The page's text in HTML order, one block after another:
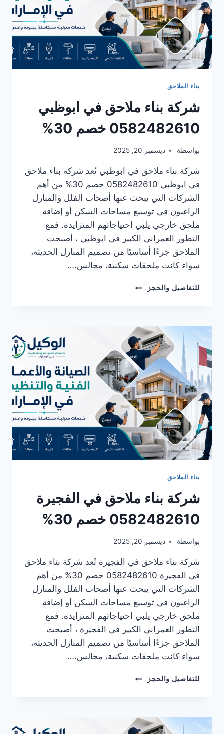
بناء الملاحق
شركة بناء ملاحق في ابوظبي
0582482610 خصم 30%
بواسطة ديسمبر 20, 2025
شركة بناء ملاحق في ابوظبي تُعد شركة بناء ملاحق
في ابوظبي 0582482610 خصم 30% من أهم
الشركات التي يبحث عنها أصحاب الفلل والمنازل
الراغبون في توسيع مساحات السكن أو إضافة
ملحق خارجي يلبي احتياجاتهم المتزايدة. فمع
التطور العمراني الكبير في ابوظبي ، أصبحت
الملاحق جزءًا أساسيًا من تصميم المنازل الحديثة،
سواء كانت ملحقات سكنية، مجالس،…
للتفاصيل والحجز
شركة
ابوظبي
0582482610
خصم
30%
بناء الملاحق
شركة بناء ملاحق في الفجيرة
0582482610 خصم 30%
بواسطة ديسمبر 20, 2025
شركة بناء ملاحق في الفجيرة تُعد شركة بناء ملاحق
في الفجيرة 0582482610 خصم 30% من أهم
الشركات التي يبحث عنها أصحاب الفلل والمنازل
الراغبون في توسيع مساحات السكن أو إضافة
ملحق خارجي يلبي احتياجاتهم المتزايدة. فمع
التطور العمراني الكبير في الفجيرة ، أصبحت
الملاحق جزءًا أساسيًا من تصميم المنازل الحديثة،
سواء كانت ملحقات سكنية، مجالس،…
للتفاصيل والحجز
شركة
الفجيرة
0582482610